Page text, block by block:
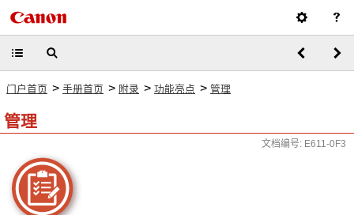
门户首页 > 手册首页 > 附录 > 功能亮点 > 管理
管理
文档编号: E611-0F3